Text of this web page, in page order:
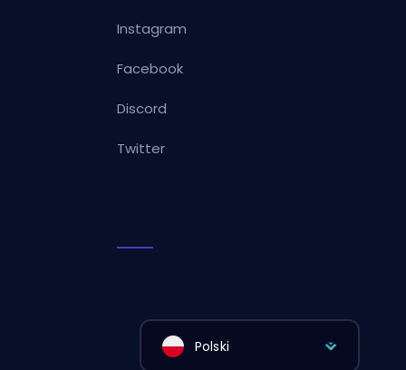
Instagram
Facebook
Discord
Twitter
Polski